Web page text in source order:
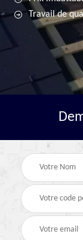
Travail de